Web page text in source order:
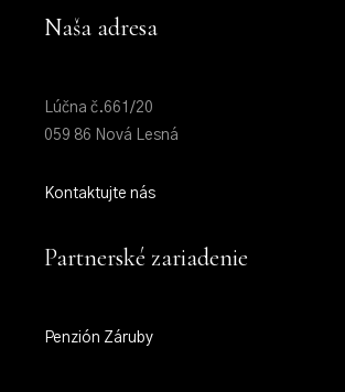
Naša adresa
Lúčna č.661/20
059 86 Nová Lesná
Kontaktujte nás
Partnerské zariadenie
Penzión Záruby